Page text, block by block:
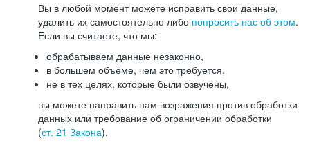
Вы в любой момент можете исправить свои данные,
удалить их самостоятельно либо попросить нас об этом.
Если вы считаете, что мы:
обрабатываем данные незаконно,
в большем объёме, чем это требуется,
не в тех целях, которые были озвучены,
вы можете направить нам возражения против обработки
данных или требование об ограничении обработки
(ст. 21 Закона).